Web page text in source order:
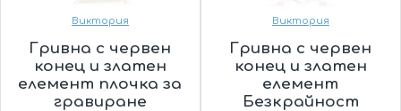
Виктория
Гривна с червен
конец и златен
елемент плочка за
гравиране
Виктория
Гривна с червен
конец и златен
елемент
Безкрайност